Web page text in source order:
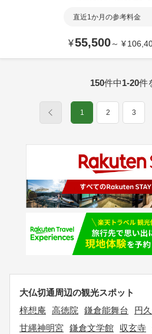
直近1か月の参考料金
¥55,500～ ¥
150件中1-20件
1 2 3
大仏切通周辺の観光スポット
梓想庵
高徳院 鎌倉能舞台 円
甘縄神明宮
鎌倉文学館 収玄寺